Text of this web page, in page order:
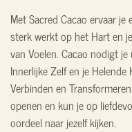
Met Sacred Cacao ervaar
sterk werkt op het Hart en
van Voelen. Cacao nodigt
Innerlijke Zelf en je
Verbinden en
openen en kun je op
oordeel naar jezelf kijken.